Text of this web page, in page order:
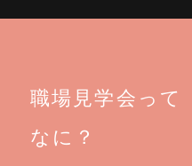
職場見学会って
なに？